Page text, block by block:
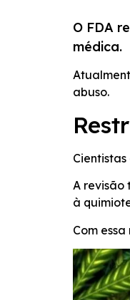
FEED
LINK
O FDA
médica.
abuso.
A revisão
à
Com